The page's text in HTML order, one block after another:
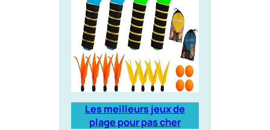
Les meilleurs jeux de
plage pour pas cher